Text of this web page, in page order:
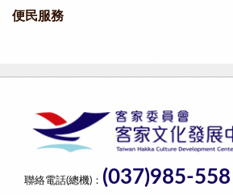
便民服務
聯絡電話(總機)： (037)985-558